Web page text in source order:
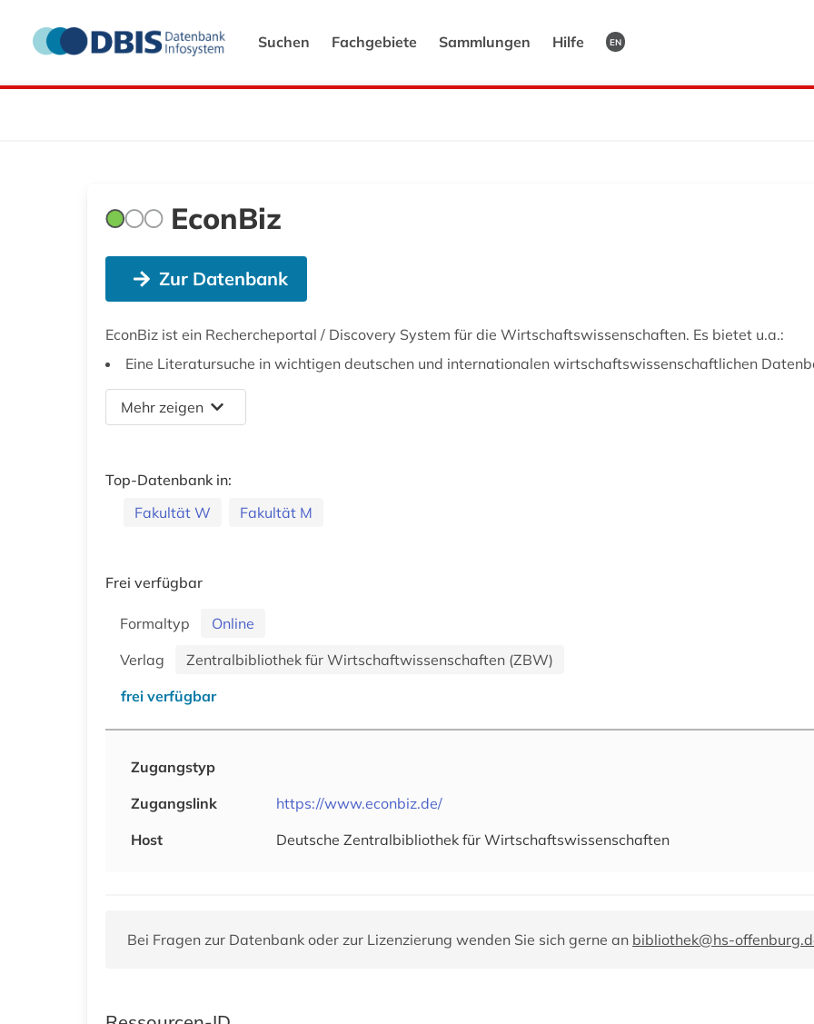
Suchen Fachgebiete Sammlungen Hilfe EN
EconBiz
Zur Datenbank
EconBiz ist ein Rechercheportal / Discovery System für die Wirtschaftswissenschaften. Es bietet u.a.:
Eine Literatursuche in wichtigen deutschen und internationalen wirtschaftswissenschaftlichen
Mehr zeigen
Top-Datenbank in:
Fakultät W
Fakultät M
Frei verfügbar
Formaltyp
Online
Verlag
Zentralbibliothek für Wirtschaftwissenschaften (ZBW)
frei verfügbar
Zugangstyp
Zugangslink
https://www.econbiz.de/
Host
Deutsche Zentralbibliothek für Wirtschaftswissenschaften
Bei Fragen zur Datenbank oder zur Lizenzierung wenden Sie sich gerne an bibliothek@hs-